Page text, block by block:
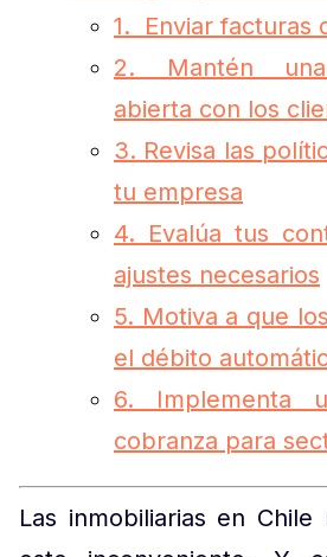
1. Enviar facturas
2. Mantén una
abierta con los
3. Revisa las
tu empresa
4. Evalúa tus
ajustes necesarios
5. Motiva a que
el débito
6. Implementa
cobranza para
Las inmobiliarias en